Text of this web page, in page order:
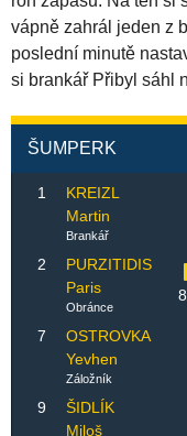
vápně zahrál jeden z
poslední minutě
si brankář Přibyl sáhl
ŠUMPERK
1
KREIZL
Martin
Brankář
2
PURZITIDIS
Paris
Obránce
7
OSTROVKA
Yevhen
Záložník
9
ŠIDLÍK
Miloš